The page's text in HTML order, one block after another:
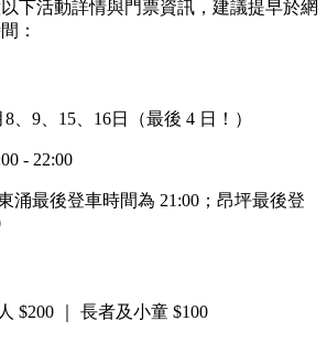
下活動詳情與門票資訊，建議提早於網
：
8、9、15、16日（最後 4 日！）
- 22:00
涌最後登車時間為 21:00；昂坪最後登
$200 ｜ 長者及小童 $100